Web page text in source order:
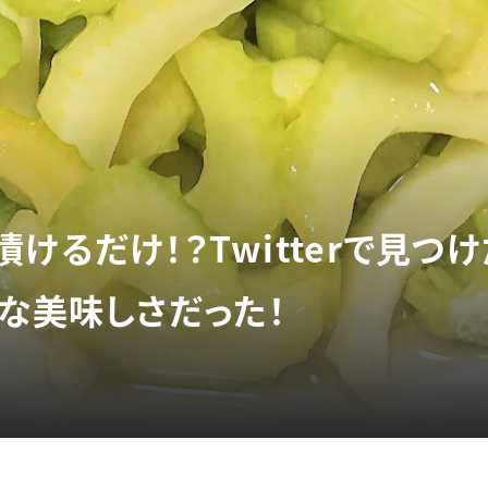
けるだけ！？Twitterで見つ
美味しさだった！